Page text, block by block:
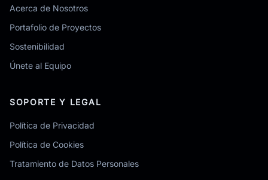
Acerca de Nosotros
Portafolio de Proyectos
Sostenibilidad
Únete al Equipo
SOPORTE Y LEGAL
Política de Privacidad
Política de Cookies
Tratamiento de Datos Personales